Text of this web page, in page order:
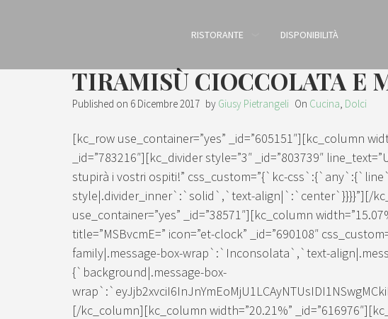
RISTORANTE DISPONIBILITÀ
TIRAMISÙ CIOCCOLATA E
Published on 6 Dicembre 2017 by Giusy Pietrangeli On Cucina, Dolci
[kc_row use_container=”yes” _id=”605151″][kc_column
_id=”783216″][kc_divider style=”3″ _id=”803739″
stupirà i vostri ospiti!” css_custom=”{`kc-
style|.divider_inner`:`solid`,`text-align|`:`center`}}}}”][/
use_container=”yes” _id=”38571″][kc_column
title=”MSBvcmE=” icon=”et-clock” _id=”690108″
family|.message-box-wrap`:`Inconsolata`,`text-
{`background|.message-box-
[/kc_column][kc_column width=”20.21%”